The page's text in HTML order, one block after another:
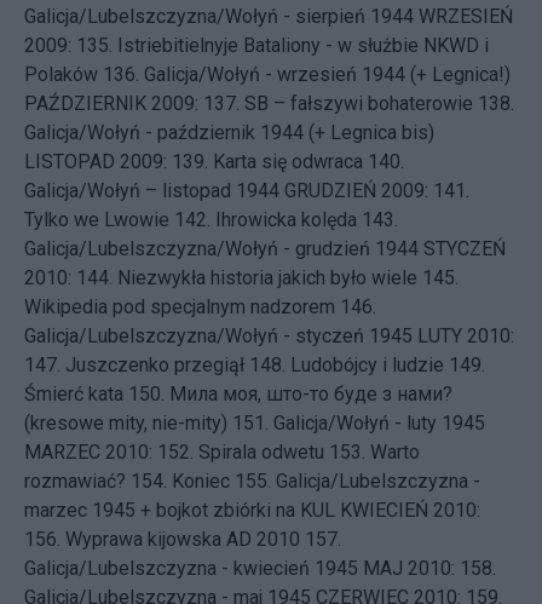
Galicja/Lubelszczyzna/Wołyń - sierpień 1944 WRZESIEŃ
2009: 135. Istriebitielnyje Bataliony - w służbie NKWD i
Polaków 136. Galicja/Wołyń - wrzesień 1944 (+ Legnica!)
PAŹDZIERNIK 2009: 137. SB – fałszywi bohaterowie 138.
Galicja/Wołyń - październik 1944 (+ Legnica bis)
LISTOPAD 2009: 139. Karta się odwraca 140.
Galicja/Wołyń – listopad 1944 GRUDZIEŃ 2009: 141.
Tylko we Lwowie 142. Ihrowicka kolęda 143.
Galicja/Lubelszczyzna/Wołyń - grudzień 1944 STYCZEŃ
2010: 144. Niezwykła historia jakich było wiele 145.
Wikipedia pod specjalnym nadzorem 146.
Galicja/Lubelszczyzna/Wołyń - styczeń 1945 LUTY 2010:
147. Juszczenko przegiął 148. Ludobójcy i ludzie 149.
Śmierć kata 150. Мила моя, што-то буде з нами?
(kresowe mity, nie-mity) 151. Galicja/Wołyń - luty 1945
MARZEC 2010: 152. Spirala odwetu 153. Warto
rozmawiać? 154. Koniec 155. Galicja/Lubelszczyzna -
marzec 1945 + bojkot zbiórki na KUL KWIECIEŃ 2010:
156. Wyprawa kijowska AD 2010 157.
Galicja/Lubelszczyzna - kwiecień 1945 MAJ 2010: 158.
Galicja/Lubelszczyzna - maj 1945 CZERWIEC 2010: 159.